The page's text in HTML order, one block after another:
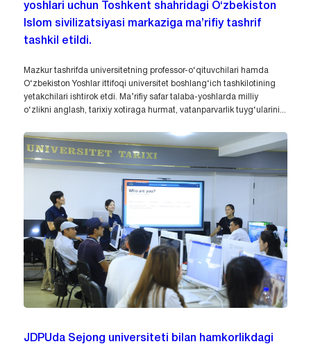
yoshlari uchun Toshkent shahridagi O‘zbekiston
Islom sivilizatsiyasi markaziga ma’rifiy tashrif
tashkil etildi.
Mazkur tashrifda universitetning professor-o‘qituvchilari hamda
O‘zbekiston Yoshlar ittifoqi universitet boshlang‘ich tashkilotining
yetakchilari ishtirok etdi. Ma’rifiy safar talaba-yoshlarda milliy
o‘zlikni anglash, tarixiy xotiraga hurmat, vatanparvarlik tuyg‘ularini...
JDPUda Sejong universiteti bilan hamkorlikdagi